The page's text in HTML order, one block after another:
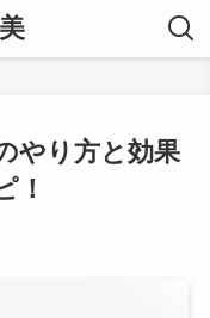
やり方と効果
！